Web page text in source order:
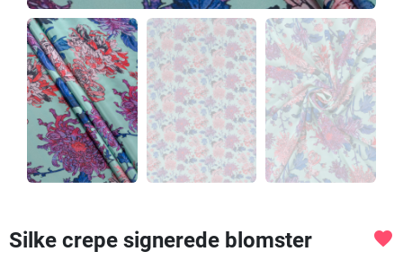
Silke crepe signerede blomster favorite